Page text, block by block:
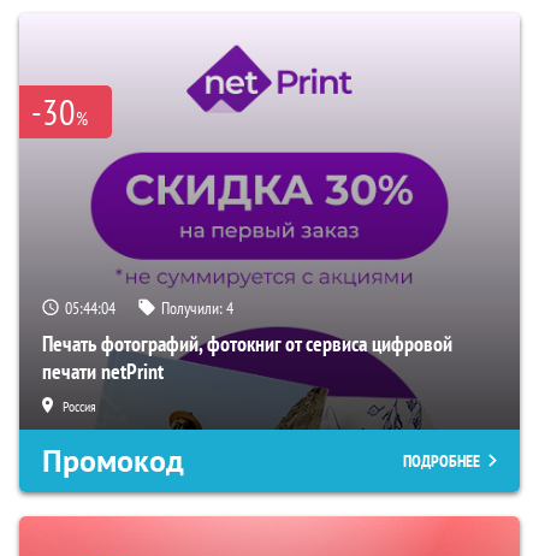
-30%
05:44:03 Получили:4
Печать фотографий, фотокниг от сервиса цифровой
печати netPrint
Россия
Промокод ПОДРОБНЕЕ